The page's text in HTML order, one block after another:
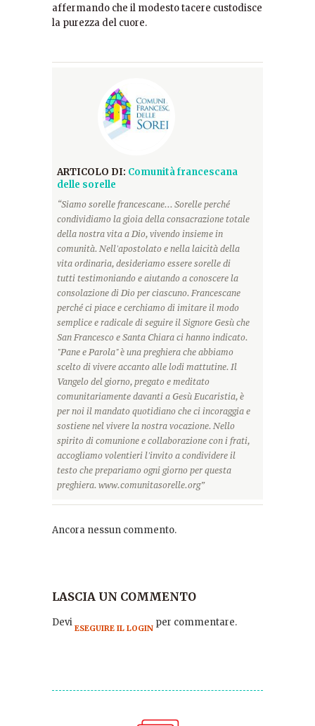
affermando che il modesto tacere custodisce
la purezza del cuore.
ARTICOLO DI: Comunità francescana
delle sorelle
“Siamo sorelle francescane... Sorelle perché
condividiamo la gioia della consacrazione totale
della nostra vita a Dio, vivendo insieme in
comunità. Nell'apostolato e nella laicità della
vita ordinaria, desideriamo essere sorelle di
tutti testimoniando e aiutando a conoscere la
consolazione di Dio per ciascuno. Francescane
perché ci piace e cerchiamo di imitare il modo
semplice e radicale di seguire il Signore Gesù che
San Francesco e Santa Chiara ci hanno indicato.
"Pane e Parola" è una preghiera che abbiamo
scelto di vivere accanto alle lodi mattutine. Il
Vangelo del giorno, pregato e meditato
comunitariamente davanti a Gesù Eucaristia, è
per noi il mandato quotidiano che ci incoraggia e
sostiene nel vivere la nostra vocazione. Nello
spirito di comunione e collaborazione con i frati,
accogliamo volentieri l'invito a condividere il
testo che prepariamo ogni giorno per questa
preghiera. www.comunitasorelle.org”
Ancora nessun commento.
LASCIA UN COMMENTO
Devi ESEGUIRE IL LOGIN per commentare.